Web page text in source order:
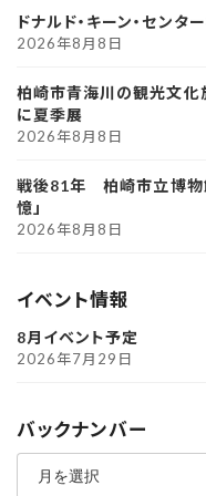
ドナルド・キーン・セン
2026年8月8日
柏崎市青海川の観光文
に夏季展
2026年8月8日
戦後81年 柏崎市立博物
憶」
2026年8月8日
イベント情報
8月イベント予定
2026年7月29日
バックナンバー
ア